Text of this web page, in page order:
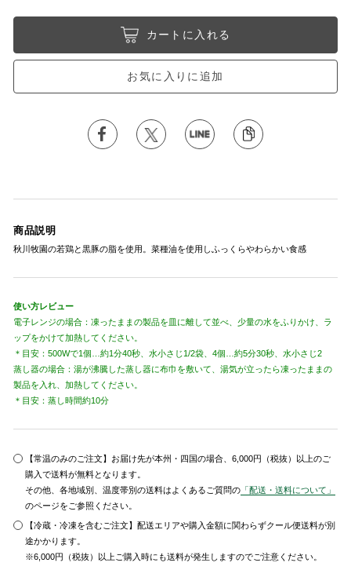
カートに入れる
お気に入りに追加
商品説明
秋川牧園の若鶏と黒豚の脂を使用。菜種油を使用しふっくらやわらかい食感
使い方レビュー
電子レンジの場合：凍ったままの製品を皿に離して並べ、少量の水をふりかけ、ラ
ップをかけて加熱してください。
＊目安：500Wで1個…約1分40秒、水小さじ1/2袋、4個…約5分30秒、水小さじ2
蒸し器の場合：湯が沸騰した蒸し器に布巾を敷いて、湯気が立ったら凍ったままの
製品を入れ、加熱してください。
＊目安：蒸し時間約10分
【常温のみのご注文】お届け先が本州・四国の場合、6,000円（税抜）以上のご
購入で送料が無料となります。
その他、各地域別、温度帯別の送料はよくあるご質問の 「配送・送料について」
のページをご参照ください。
【冷蔵・冷凍を含むご注文】配送エリアや購入金額に関わらずクール便送料が別
途かかります。
※6,000円（税抜）以上ご購入時にも送料が発生しますのでご注意ください。